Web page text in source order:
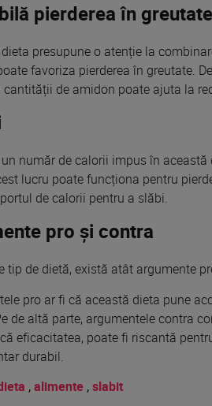
pierderea în
dieta presupune o atenție la
favoriza pierderea în greutate.
cantității de amidon poate ajuta la
un număr de calorii impus în această
lucru poate funcționa pentru
de calorii pentru a slăbi.
pro şi contra
tip de dietă, există atât argumente
pro ar fi că această dieta pune
de altă parte, argumentelecontra
eficacitatea, poate fi riscantă
durabil.
,alimente ,slabit